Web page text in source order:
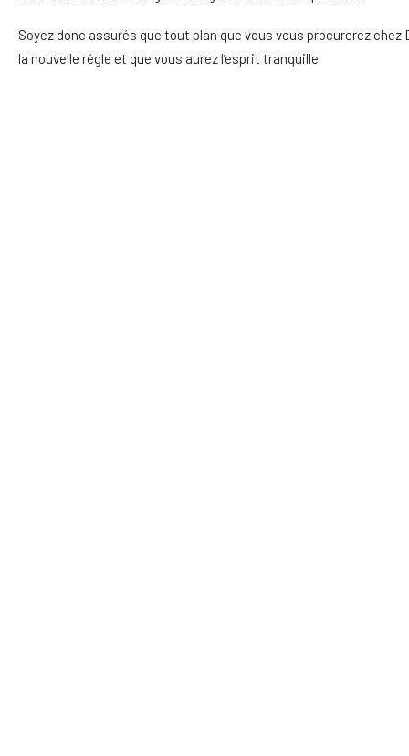
Soyez donc assurés que tout plan que vous vous procurerez
la nouvelle régle et que vous aurez l’esprit tranquille.